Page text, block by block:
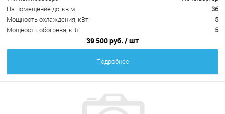
На помещение до, кв.м
36
Мощность охлаждения, кВт:
5
Мощность обогрева, кВт:
5
39 500 руб. / шт
Подробнее